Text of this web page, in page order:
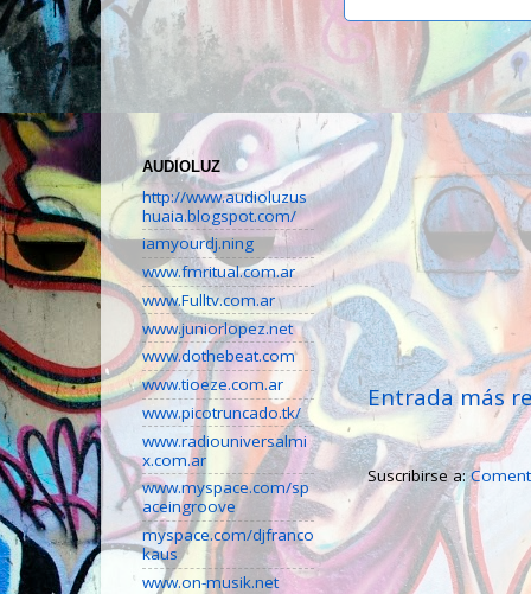
Entrada más
Suscribirse a:
AUDIOLUZ
http://www.audioluzus
huaia.blogspot.com/
iamyourdj.ning
www.fmritual.com.ar
www.Fulltv.com.ar
www.juniorlopez.net
www.dothebeat.com
www.tioeze.com.ar
www.picotruncado.tk/
www.radiouniversalmi
x.com.ar
www.myspace.com/sp
aceingroove
myspace.com/djfranco
kaus
www.on-musik.net